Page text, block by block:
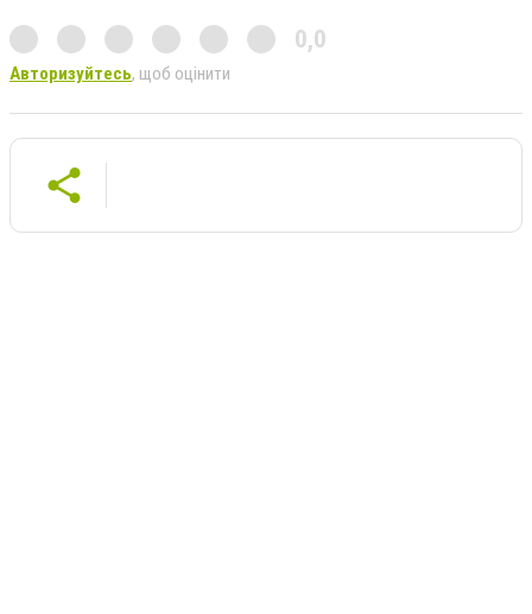
0,0
Авторизуйтесь, щоб оцінити